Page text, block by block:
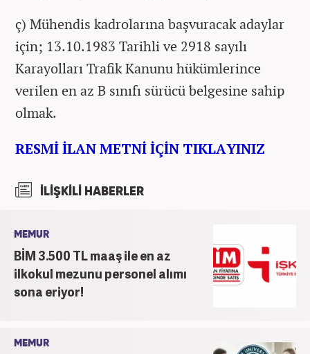
ç) Mühendis kadrolarına başvuracak adaylar
için; 13.10.1983 Tarihli ve 2918 sayılı
Karayolları Trafik Kanunu hükümlerince
verilen en az B sınıfı sürücü belgesine sahip
olmak.
RESMİ İLAN METNİ İÇİN TIKLAYINIZ
İLİŞKİLİ HABERLER
MEMUR
BİM 3.500 TL maaş ile en az
ilkokul mezunu personel alımı
sona eriyor!
MEMUR